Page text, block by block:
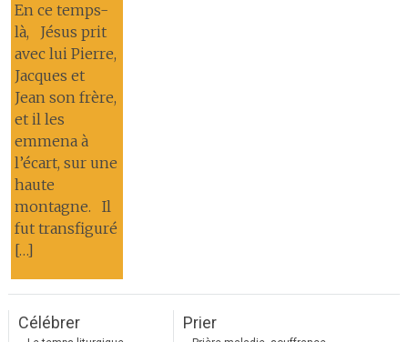
En ce temps-
là, Jésus prit
avec lui Pierre,
Jacques et
Jean son frère,
et il les
emmena à
l’écart, sur une
haute
montagne. Il
fut transfiguré
[…]
Célébrer Prier